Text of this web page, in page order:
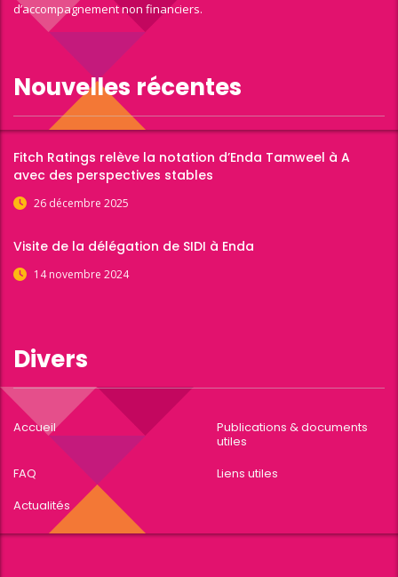
d’accompagnement non financiers.
Nouvelles récentes
Fitch Ratings relève la notation d’Enda Tamweel à A
avec des perspectives stables
26 décembre 2025
Visite de la délégation de SIDI à Enda
14 novembre 2024
Divers
Accueil
Publications & documents
utiles
FAQ
Liens utiles
Actualités